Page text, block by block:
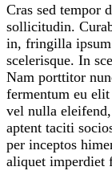
Cras sed tempor
sollicitudin.
in, fringilla
scelerisque. In
Nam porttitor
fermentum eu
vel nulla
aptent taciti
per inceptos
aliquet imperdiet